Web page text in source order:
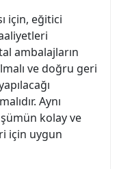
için, eğitici
ambalajların
ve doğru geri
Aynı
kolay ve
için uygun